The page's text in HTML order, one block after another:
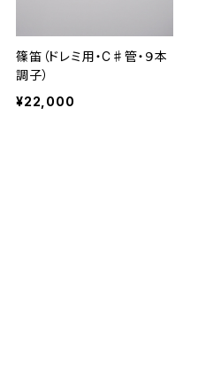
篠笛（ドレミ用・C♯管・９本
調子）
¥22,000